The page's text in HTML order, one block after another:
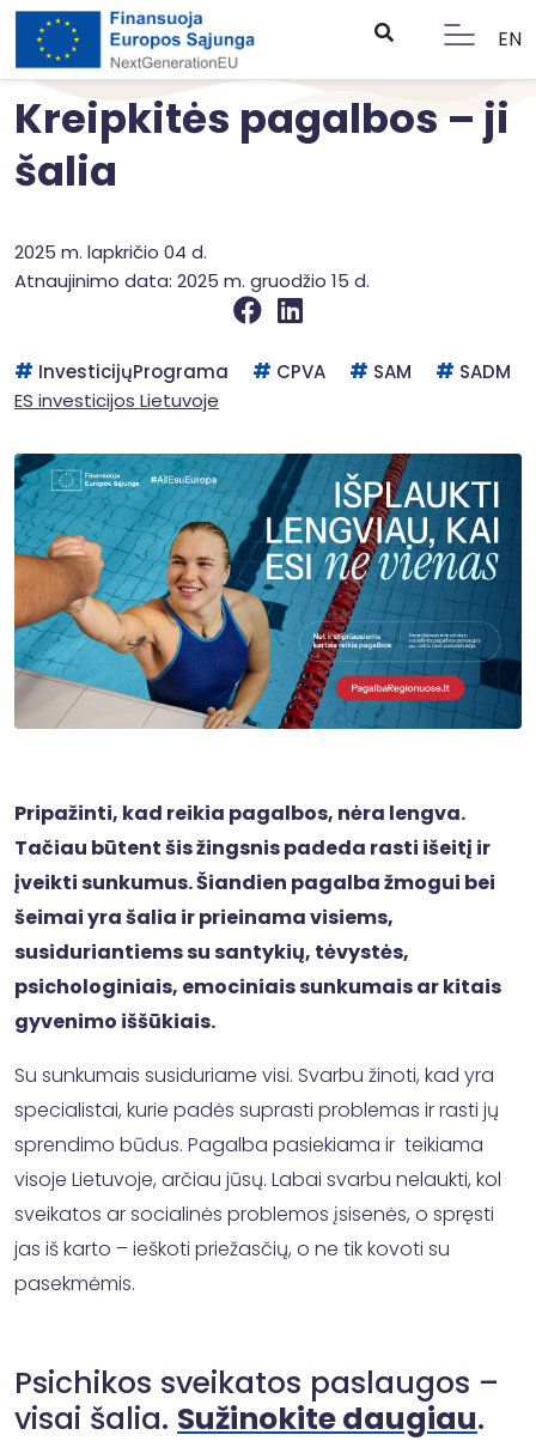
EN
Kreipkitės pagalbos – ji
šalia
2025 m. lapkričio 04 d.
Atnaujinimo data: 2025 m. gruodžio 15 d.
InvesticijųPrograma CPVA SAM
SADM
ES investicijos Lietuvoje
Pripažinti, kad reikia pagalbos, nėra lengva.
Tačiau būtent šis žingsnis padeda rasti išeitį ir
įveikti sunkumus. Šiandien pagalba žmogui bei
šeimai yra šalia ir prieinama visiems,
susiduriantiems su santykių, tėvystės,
psichologiniais, emociniais sunkumais ar kitais
gyvenimo iššūkiais.
Su sunkumais susiduriame visi. Svarbu žinoti, kad yra
specialistai, kurie padės suprasti problemas ir rasti jų
sprendimo būdus. Pagalba pasiekiama ir teikiama
visoje Lietuvoje, arčiau jūsų. Labai svarbu nelaukti, kol
sveikatos ar socialinės problemos įsisenės, o spręsti
jas iš karto – ieškoti priežasčių, o ne tik kovoti su
pasekmėmis.
Psichikos sveikatos paslaugos –
visai šalia. Sužinokite daugiau.